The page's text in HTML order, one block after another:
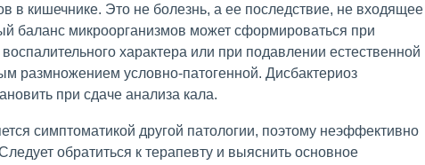
в кишечнике. Это не болезнь, а ее последствие, не входящее
баланс микроорганизмов может сформироваться при
характера или при подавлении естественной
размножением условно-патогенной. Дисбактериоз
при сдаче анализа кала.
симптоматикой другой патологии, поэтому неэффективно
обратиться к терапевту и выяснить основное